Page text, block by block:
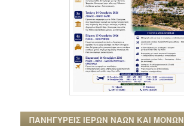
ΠΑΝΗΓΥΡΕΙΣ ΙΕΡΩΝ ΝΑΩΝ ΚΑΙ ΜΟΝΩΝ